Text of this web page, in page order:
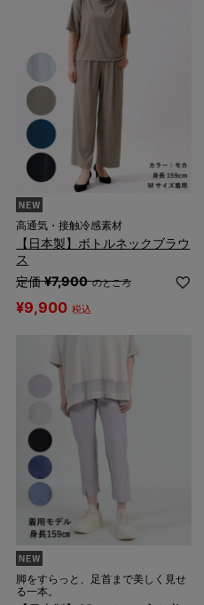
高通気・接触冷感素材
【日本製】ボトルネックブラウ
ス
定価 ¥7,900 のところ
¥9,900 税込
脚をすらっと、足首まで美しく見せ
る一本。